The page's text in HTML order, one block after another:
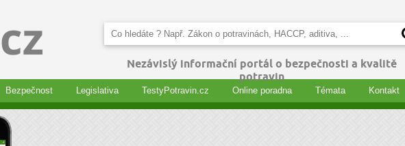
Nezávislý informační portál o bezpečnosti a kvalitě
potravin
Bezpečnost Legislativa TestyPotravin.cz Online poradna Témata Kontakt